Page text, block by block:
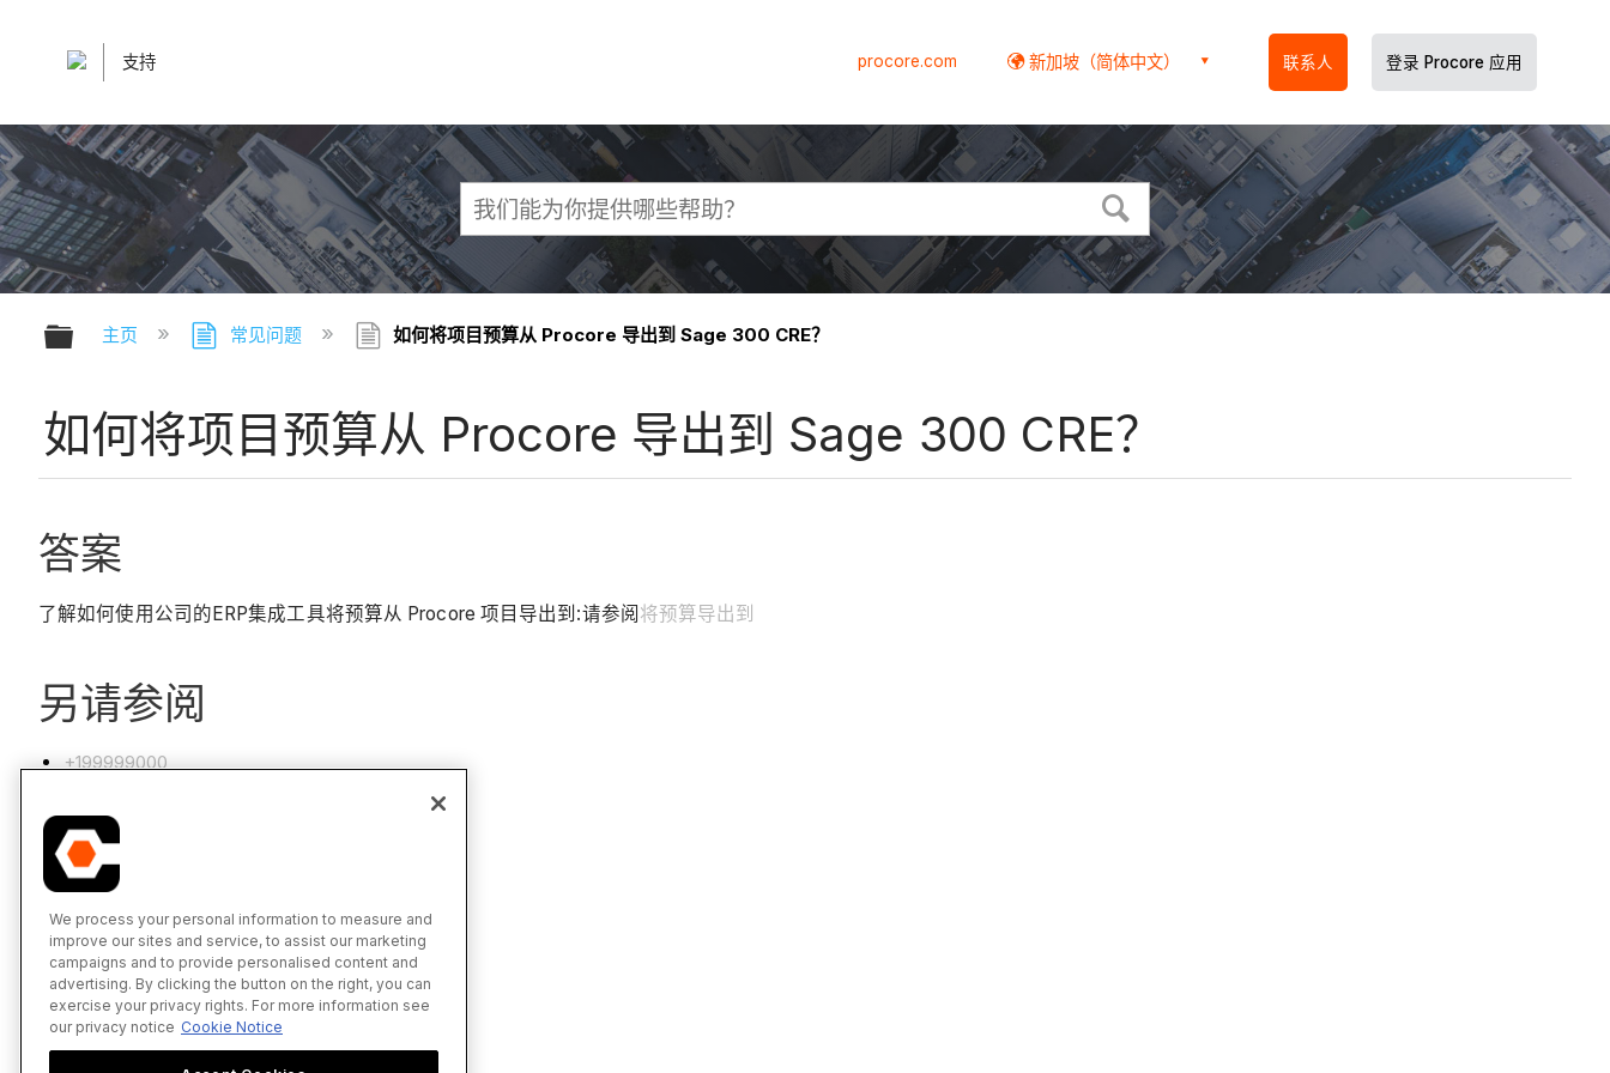
支持 procore.com 新加坡（简体中文） 联系人 登录 Procore 应用
扩展/隐缩全局层次
主页 常见问题 如何将项目预算从 Procore 导出到 Sage 300 CRE？
如何将项目预算从 Procore 导出到 Sage 300 CRE？
答案
了解如何使用公司的ERP集成工具将预算从 Procore 项目导出到:请参阅 将预算导出到
另请参阅
+199999000
We process your personal information to measure and
improve our sites and service, to assist our marketing
campaigns and to provide personalised content and
advertising. By clicking the button on the right, you can
exercise your privacy rights. For more information see
our privacy notice Cookie Notice